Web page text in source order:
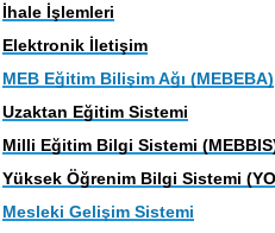
İhale İşlemleri
Elektronik İletişim
MEB Eğitim Bilişim Ağı (MEBEBA)
Uzaktan Eğitim Sistemi
Milli Eğitim Bilgi Sistemi
Yüksek Öğrenim Bilgi Sistemi
Mesleki Gelişim Sistemi